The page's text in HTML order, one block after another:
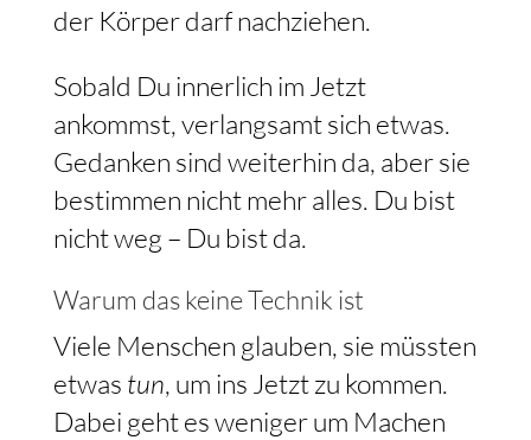
der Körper darf nachziehen.
Sobald Du innerlich im Jetzt
ankommst, verlangsamt sich etwas.
Gedanken sind weiterhin da, aber sie
bestimmen nicht mehr alles. Du bist
nicht weg – Du bist da.
Warum das keine Technik ist
Viele Menschen glauben, sie müssten
etwas tun , um ins Jetzt zu kommen.
Dabei geht es weniger um Machen